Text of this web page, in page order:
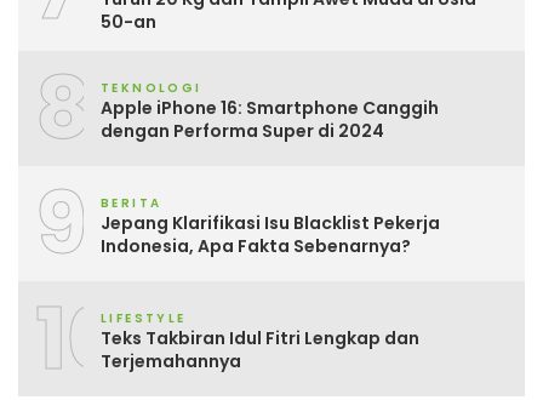
50-an
8 TEKNOLOGI
Apple iPhone 16: Smartphone Canggih
dengan Performa Super di 2024
9 BERITA
Jepang Klarifikasi Isu Blacklist Pekerja
Indonesia, Apa Fakta Sebenarnya?
10LIFESTYLE
Teks Takbiran Idul Fitri Lengkap dan
Terjemahannya